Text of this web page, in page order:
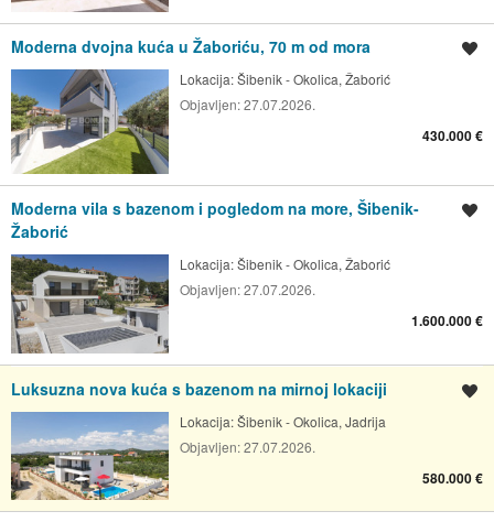
Moderna dvojna kuća u Žaboriću, 70 m od mora
Lokacija:Šibenik - Okolica, Žaborić
Objavljen:27.07.2026.
430.000 €
Moderna vila s bazenom i pogledom na more, Šibenik-
Žaborić
Lokacija:Šibenik - Okolica, Žaborić
Objavljen:27.07.2026.
1.600.000 €
Luksuzna nova kuća s bazenom na mirnoj lokaciji
Lokacija:Šibenik - Okolica, Jadrija
Objavljen:27.07.2026.
580.000 €